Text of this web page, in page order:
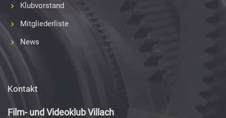
Klubvorstand
Mitgliederliste
News
Kontakt
Film- und Videoklub Villach